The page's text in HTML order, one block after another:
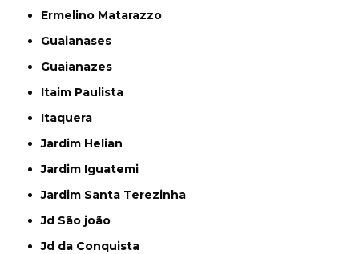
Ermelino Matarazzo
Guaianases
Guaianazes
Itaim Paulista
Itaquera
Jardim Helian
Jardim Iguatemi
Jardim Santa Terezinha
Jd São joão
Jd da Conquista